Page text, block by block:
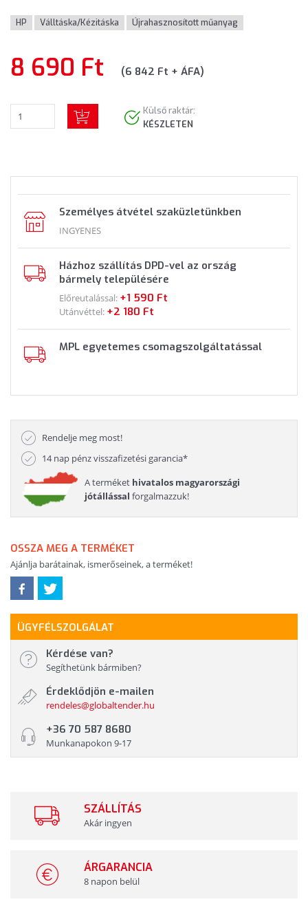
HP Válltáska/Kézitáska Újrahasznosított műanyag
8 690 Ft (6 842 Ft + ÁFA)
Külső raktár:
KÉSZLETEN
Személyes átvétel szaküzletünkben
INGYENES
Házhoz szállítás DPD-vel az ország
bármely településére
Előreutalással: +1 590 Ft
Utánvéttel: +2 180 Ft
MPL egyetemes csomagszolgáltatással
Rendelje meg most!
14 nap pénz visszafizetési garancia*
A terméket hivatalos magyarországi
jótállással forgalmazzuk!
OSSZA MEG A TERMÉKET
Ajánlja barátainak, ismerőseinek, a terméket!
ÜGYFÉLSZOLGÁLAT
Kérdése van?
Segíthetünk bármiben?
Érdeklődjön e-mailen
rendeles@globaltender.hu
+36 70 587 8680
Munkanapokon 9-17
SZÁLLÍTÁS
Akár ingyen
ÁRGARANCIA
8 napon belül